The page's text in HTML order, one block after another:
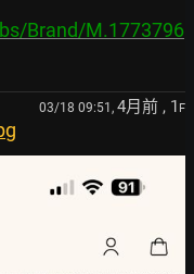
Brand/M.1773796
03/18 09:51, 4月前 , 1 F